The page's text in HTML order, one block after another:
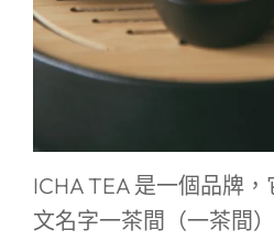
ICHA TEA 是一個品牌
文名字一茶間（一茶間